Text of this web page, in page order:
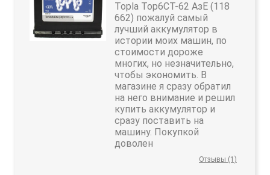
Topla Top6CT-62 АзЕ (118
662) пожалуй самый
лучший аккумулятор в
истории моих машин, по
стоимости дороже
многих, но незначительно,
чтобы экономить. В
магазине я сразу обратил
на него внимание и решил
купить аккумулятор и
сразу поставить на
машину. Покупкой
доволен
Отзывы (1)